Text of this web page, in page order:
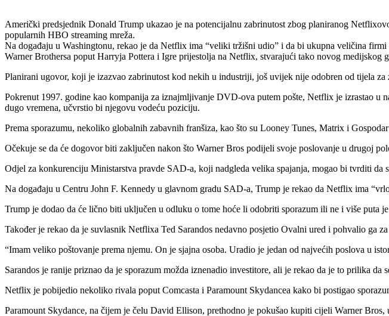
Američki predsjednik Donald Trump ukazao je na potencijalnu zabrinutost zbog planiranog
popularnih HBO streaming mreža.
Na događaju u Washingtonu, rekao je da Netflix ima “veliki tržišni udio” i da bi ukupna veličina
Warner Brothersa poput Harryja Pottera i Igre prijestolja na Netflix, stvarajući tako novog medijskog
Planirani ugovor, koji je izazvao zabrinutost kod nekih u industriji, još uvijek nije odobren od tijela za
Pokrenut 1997. godine kao kompanija za iznajmljivanje DVD-ova putem pošte, Netflix je izrastao
dugo vremena, učvrstio bi njegovu vodeću poziciju.
Prema sporazumu, nekoliko globalnih zabavnih franšiza, kao što su Looney Tunes, Matrix i
Očekuje se da će dogovor biti zaključen nakon što Warner Bros podijeli svoje poslovanje u drugoj
Odjel za konkurenciju Ministarstva pravde SAD-a, koji nadgleda velika spajanja, mogao bi tvrditi da
Na događaju u Centru John F. Kennedy u glavnom gradu SAD-a, Trump je rekao da Netflix ima
Trump je dodao da će lično biti uključen u odluku o tome hoće li odobriti sporazum ili ne i više puta
Također je rekao da je suvlasnik Netflixa Ted Sarandos nedavno posjetio Ovalni ured i pohvalio ga
“Imam veliko poštovanje prema njemu. On je sjajna osoba. Uradio je jedan od najvećih poslova u
Sarandos je ranije priznao da je sporazum možda iznenadio investitore, ali je rekao da je to prilika
Netflix je pobijedio nekoliko rivala poput Comcasta i Paramount Skydancea kako bi postigao
Paramount Skydance, na čijem je čelu David Ellison, prethodno je pokušao kupiti cijeli Warner